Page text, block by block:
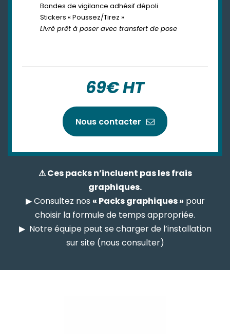
Bandes de vigilance adhésif dépoli
Stickers « Poussez/Tirez »
Livré prêt à poser avec transfert de pose
69€ HT
Nous contacter
⚠ Ces packs n’incluent pas les frais
graphiques.
▶ Consultez nos « Packs graphiques » pour
choisir la formule de temps appropriée.
▶ Notre équipe peut se charger de l’installation
sur site (nous consulter)